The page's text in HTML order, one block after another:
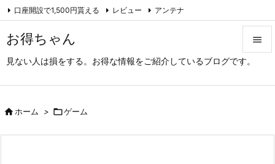
お得ちゃん
見ない人は損をする。お得な情報をご紹介しているブログです。

口座開設で1,500円貰える レビュー アンテナ
アーカイブ（旧サイト）
ホーム > ゲーム